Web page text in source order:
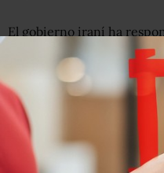
El gobierno iraní ha
Israel del ataque. “Es un
presidente, Masoud
El Comando Central de
declaró estar